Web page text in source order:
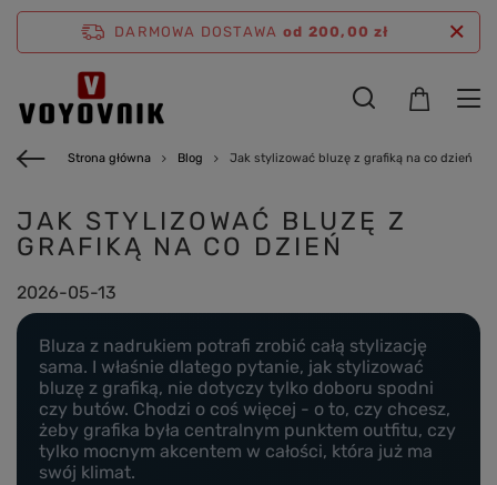
DARMOWA DOSTAWA od 200,00 zł
Strona główna Blog Jak stylizować bluzę z grafiką na co dzień
JAK STYLIZOWAĆ BLUZĘ Z
GRAFIKĄ NA CO DZIEŃ
2026-05-13
Bluza z nadrukiem potrafi zrobić całą stylizację
sama. I właśnie dlatego pytanie, jak stylizować
bluzę z grafiką, nie dotyczy tylko doboru spodni
czy butów. Chodzi o coś więcej - o to, czy chcesz,
żeby grafika była centralnym punktem outfitu, czy
tylko mocnym akcentem w całości, która już ma
swój klimat.